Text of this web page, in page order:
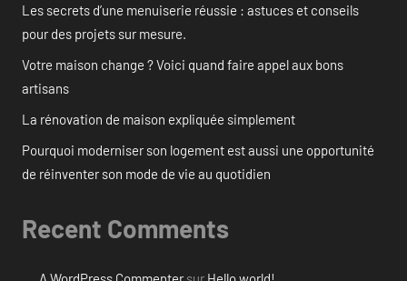
Les secrets d’une menuiserie réussie : astuces et conseils
pour des projets sur mesure.
Votre maison change ? Voici quand faire appel aux bons
artisans
La rénovation de maison expliquée simplement
Pourquoi moderniser son logement est aussi une opportunité
de réinventer son mode de vie au quotidien
Recent Comments